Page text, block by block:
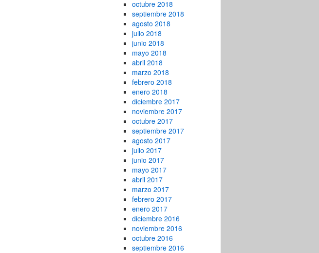
octubre 2018
septiembre 2018
agosto 2018
julio 2018
junio 2018
mayo 2018
abril 2018
marzo 2018
febrero 2018
enero 2018
diciembre 2017
noviembre 2017
octubre 2017
septiembre 2017
agosto 2017
julio 2017
junio 2017
mayo 2017
abril 2017
marzo 2017
febrero 2017
enero 2017
diciembre 2016
noviembre 2016
octubre 2016
septiembre 2016